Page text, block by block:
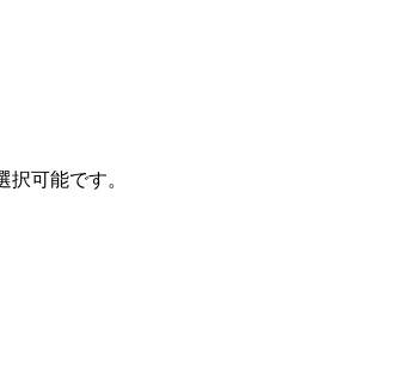
可能です。